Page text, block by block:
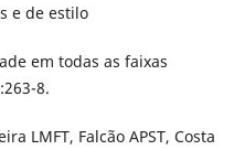
e de estilo
em todas as faixas
8.
LMFT, Falcão APST, Costa